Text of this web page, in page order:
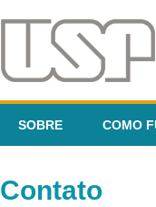
SOBRE COMO
Contato